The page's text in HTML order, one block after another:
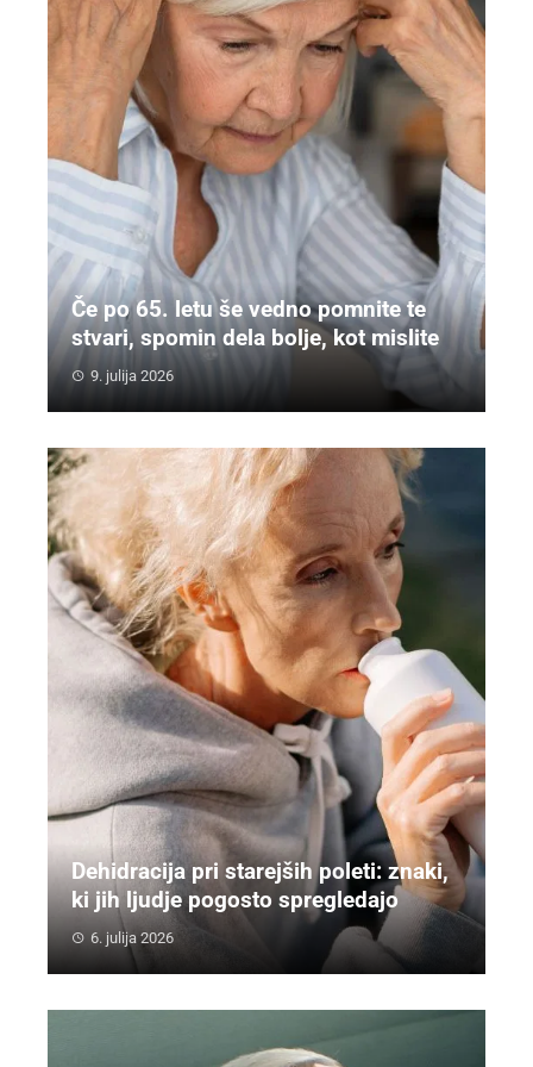
Če po 65. letu še vedno pomnite te
stvari, spomin dela bolje, kot mislite
9. julija 2026
Dehidracija pri starejših poleti: znaki,
ki jih ljudje pogosto spregledajo
6. julija 2026